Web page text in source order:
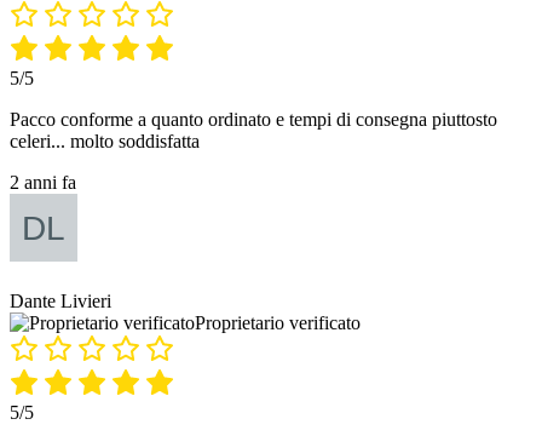
5/5
Pacco conforme a quanto ordinato e tempi di consegna piuttosto
celeri... molto soddisfatta
2 anni fa
Dante Livieri
Proprietario verificato
5/5